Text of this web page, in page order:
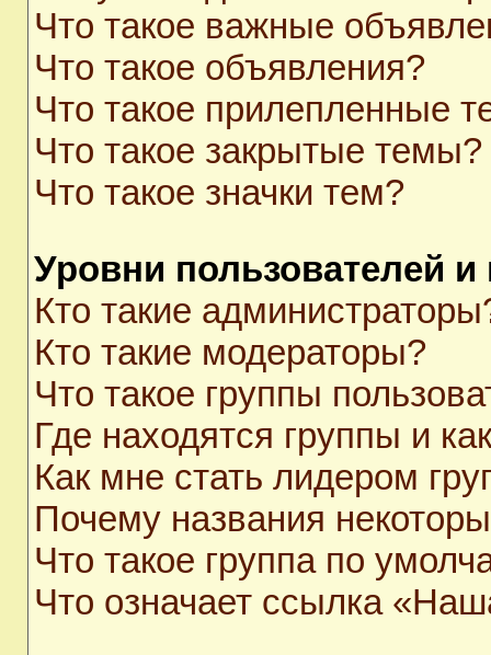
Что такое важные
Что такое объявления?
Что такое прилепленные
Что такое закрытые темы?
Что такое значки тем?
Уровни пользователей и
Кто такие
Кто такие модераторы?
Что такое группы
Где находятся группы и
Как мне стать лидером
Почему названия
Что такое группа по
Что означает ссылка